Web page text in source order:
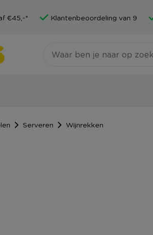
€45,-* Klantenbeoordeling van 9
Serveren Wijnrekken